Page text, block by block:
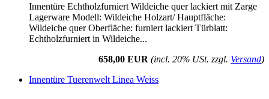
Innentüre Echtholzfurniert Wildeiche quer lackiert mit Zarge
Lagerware Modell: Wildeiche Holzart/ Hauptfläche:
Wildeiche quer Oberfläche: furniert lackiert Türblatt:
Echtholzfurniert in Wildeiche...
658,00 EUR (incl. 20% USt. zzgl. Versand)
Innentüre Tuerenwelt Linea Weiss